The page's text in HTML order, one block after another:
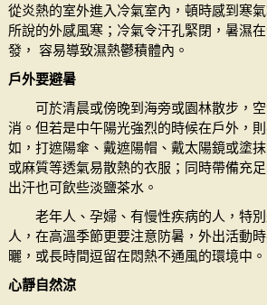
從炎熱的室外進入冷氣室內，頓時感到寒
所說的外感風寒；冷氣令汗孔緊閉，暑濕
發， 容易導致濕熱鬱積體內。
戶外要避暑
可於清晨或傍晚到海旁或園林散步，
消。但若是中午陽光強烈的時候在戶外，
如，打遮陽傘、戴遮陽帽、戴太陽鏡或塗
或麻質等透氣易散熱的衣服；同時帶備充
出汗也可飲些淡鹽茶水。
老年人、孕婦、有慢性疾病的人，特
人，在高溫季節更要注意防暑，外出活動
曬，或長時間逗留在悶熱不通風的環境中。
心靜自然涼